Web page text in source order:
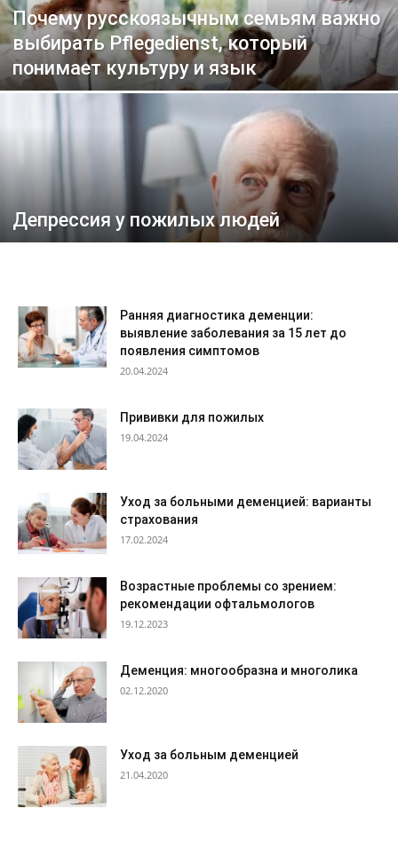
Почему русскоязычным семьям важно
выбирать Pflegedienst, который
понимает культуру и язык
Депрессия у пожилых людей
Ранняя диагностика деменции:
выявление заболевания за 15 лет до
появления симптомов
20.04.2024
Прививки для пожилых
19.04.2024
Уход за больными деменцией: варианты
страхования
17.02.2024
Возрастные проблемы со зрением:
рекомендации офтальмологов
19.12.2023
Деменция: многообразна и многолика
02.12.2020
Уход за больным деменцией
21.04.2020